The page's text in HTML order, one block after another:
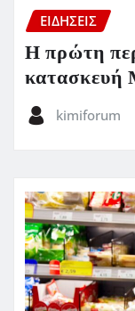
ΕΙΔΗΣΕΙΣ
Η πρώτη
κατασκευή
kimiforum